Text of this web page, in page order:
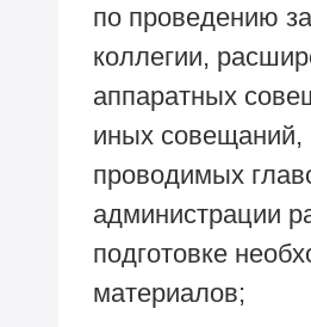
по проведению
коллегии,
аппаратных
иных совещаний,
проводимых
администрации
подготовке
материалов;